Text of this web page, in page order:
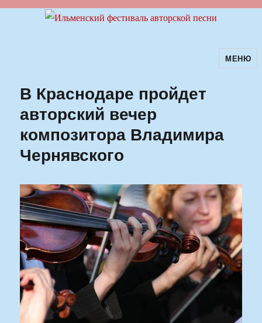
Ильменский фестиваль авторскойМЕНЮ
В Краснодаре пройдет
авторский вечер
композитора Владимира
Чернявского